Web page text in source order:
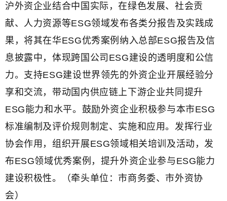
沪外资企业结合中国实际，在绿色发展、社会贡
献、人力资源等ESG领域发布各类分报告及实践成
果，将其在华ESG优秀案例纳入总部ESG报告及信
息披露中，体现跨国公司ESG建设的透明度和公信
力。支持ESG建设世界领先的外资企业开展经验分
享和交流，带动国内供应链上下游企业共同提升
ESG能力和水平。鼓励外资企业积极参与本市ESG
标准编制及评价规则制定、实施和应用。发挥行业
协会作用，组织开展ESG领域相关培训及活动，发
布ESG领域优秀案例，提升外资企业参与ESG能力
建设积极性。（牵头单位：市商务委、市外资协
会）